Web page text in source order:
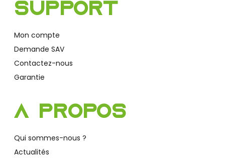
Support
Mon compte
Demande SAV
Contactez-nous
Garantie
A Propos
Qui sommes-nous ?
Actualités